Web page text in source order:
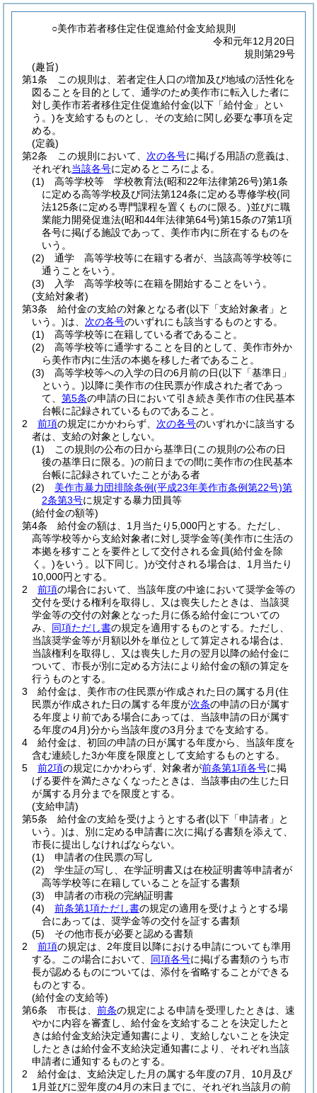
○美作市若者移住定住促進給付金支給規則
令和元年12月20日
規則第29号
(趣旨)
第1条
この規則は、若者定住人口の増加及び地域の活性化を
図ることを目的として、通学のため美作市に転入した者に
対し美作市若者移住定住促進給付金(以下「給付金」とい
う。)を支給するものとし、その支給に関し必要な事項を定
める。
(定義)
第2条
この規則において、 次の各号に掲げる用語の意義は、
それぞれ当該各号に定めるところによる。
(1)
高等学校等 学校教育法(昭和22年法律第26号)第1条
に定める高等学校及び同法第124条に定める専修学校(同
法125条に定める専門課程を置くものに限る。)並びに職
業能力開発促進法(昭和44年法律第64号)第15条の7第1項
各号に掲げる施設であって、美作市内に所在するものを
いう。
(2)
通学 高等学校等に在籍する者が、当該高等学校等に
通うことをいう。
(3)
入学 高等学校等に在籍を開始することをいう。
(支給対象者)
第3条
給付金の支給の対象となる者(以下「支給対象者」と
いう。)は、 次の各号のいずれにも該当するものとする。
(1)
高等学校等に在籍している者であること。
(2)
高等学校等に通学することを目的として、美作市外か
ら美作市内に生活の本拠を移した者であること。
(3)
高等学校等への入学の日の6月前の日(以下「基準日」
という。)以降に美作市の住民票が作成された者であっ
て、 第5条の申請の日において引き続き美作市の住民基本
台帳に記録されているものであること。
2
前項の規定にかかわらず、 次の各号のいずれかに該当する
者は、支給の対象としない。
(1)
この規則の公布の日から基準日(この規則の公布の日
後の基準日に限る。)の前日までの間に美作市の住民基本
台帳に記録されていたことがある者
(2)
美作市暴力団排除条例(平成23年美作市条例第22号)第
2条第3号に規定する暴力団員等
(給付金の額等)
第4条
給付金の額は、1月当たり5,000円とする。 ただし、
高等学校等から支給対象者に対し奨学金等(美作市に生活の
本拠を移すことを要件として交付される金員(給付金を除
く。)をいう。以下同じ。)が交付される場合は、1月当たり
10,000円とする。
2
前項の場合において、当該年度の中途において奨学金等の
交付を受ける権利を取得し、又は喪失したときは、当該奨
学金等の交付の対象となった月に係る給付金についての
み、 同項ただし書の規定を適用するものとする。 ただし、
当該奨学金等が月額以外を単位として算定される場合は、
当該権利を取得し、又は喪失した月の翌月以降の給付金に
ついて、市長が別に定める方法により給付金の額の算定を
行うものとする。
3
給付金は、美作市の住民票が作成された日の属する月(住
民票が作成された日の属する年度が次条の申請の日が属す
る年度より前である場合にあっては、当該申請の日が属す
る年度の4月)分から当該年度の3月分までを支給する。
4
給付金は、初回の申請の日が属する年度から、当該年度を
含む連続した3か年度を限度として支給するものとする。
5
前2項の規定にかかわらず、対象者が前条第1項各号に掲
げる要件を満たさなくなったときは、当該事由の生じた日
が属する月分までを限度とする。
(支給申請)
第5条
給付金の支給を受けようとする者(以下「申請者」と
いう。)は、別に定める申請書に次に掲げる書類を添えて、
市長に提出しなければならない。
(1)
申請者の住民票の写し
(2)
学生証の写し、在学証明書又は在校証明書等申請者が
高等学校等に在籍していることを証する書類
(3)
申請者の市税の完納証明書
(4)
前条第1項ただし書の規定の適用を受けようとする場
合にあっては、奨学金等の交付を証する書類
(5)
その他市長が必要と認める書類
2
前項の規定は、2年度目以降における申請についても準用
する。
この場合において、 同項各号に掲げる書類のうち市
長が認めるものについては、添付を省略することができる
ものとする。
(給付金の支給等)
第6条
市長は、 前条の規定による申請を受理したときは、速
やかに内容を審査し、給付金を支給することを決定したと
きは給付金支給決定通知書により、支給しないことを決定
したときは給付金不支給決定通知書により、それぞれ当該
申請者に通知するものとする。
2
給付金は、支給決定した月の属する年度の7月、10月及び
1月並びに翌年度の4月の末日までに、それぞれ当該月の前